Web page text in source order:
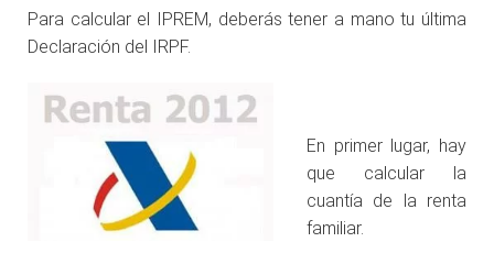
Para calcular el IPREM, deberás tener a mano tu última
Declaración del IRPF.
En primer lugar, hay
que calcular la
cuantía de la renta
familiar.